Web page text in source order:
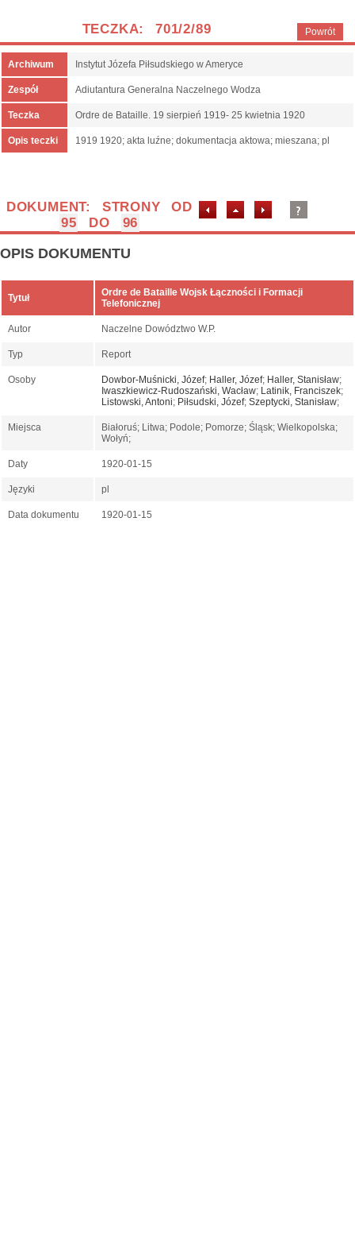
Powrót
TECZKA: 701/2/89
Archiwum Instytut Józefa Piłsudskiego w Ameryce
Zespół Adiutantura Generalna Naczelnego Wodza
Teczka Ordre de Bataille. 19 sierpień 1919- 25 kwietnia 1920
Opis teczki 1919 1920; akta luźne; dokumentacja aktowa; mieszana; pl
DOKUMENT: STRONY OD
95
DO 96
OPIS DOKUMENTU
Tytuł
Ordre de Bataille Wojsk Łączności i Formacji
Telefonicznej
Autor Naczelne Dowództwo W.P.
Typ Report
Osoby Dowbor-Muśnicki, Józef; Haller, Józef; Haller, Stanisław;
Iwaszkiewicz-Rudoszański, Wacław; Latinik, Franciszek;
Listowski, Antoni; Piłsudski, Józef; Szeptycki, Stanisław;
Miejsca
Białoruś; Litwa; Podole; Pomorze; Śląsk; Wielkopolska;
Wołyń;
Daty 1920-01-15
Języki pl
Data dokumentu 1920-01-15